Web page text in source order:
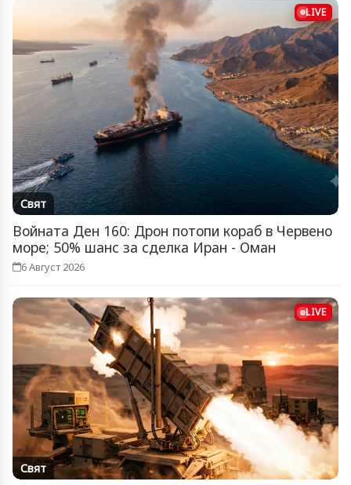
LIVE
Свят
Войната Ден 160: Дрон потопи кораб в Червено
море; 50% шанс за сделка Иран - Оман
6 Август 2026
LIVE
Свят